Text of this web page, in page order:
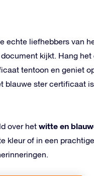
echte liefhebbers van
kijkt. Hang
tentoon en geniet
blauwe ster certificaat
over het witte en
kleur of in een